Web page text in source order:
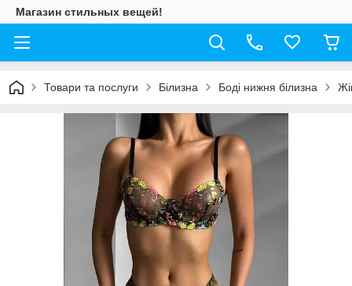
Магазин стильных вещей!
Товари та послуги Білизна Боді нижня білизна